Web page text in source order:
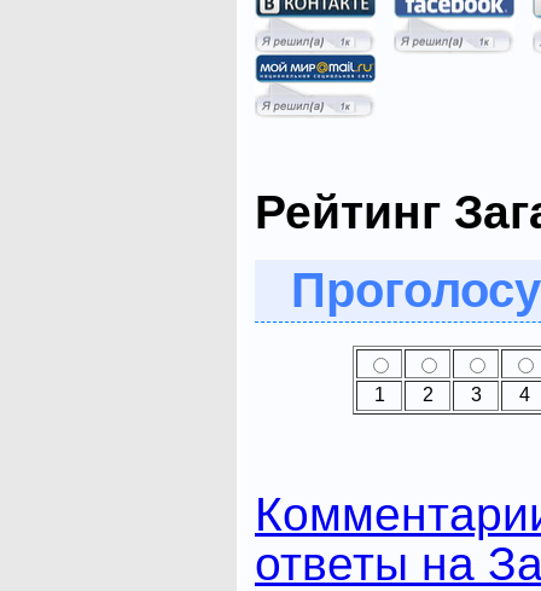
Рейтинг
1 2 3 4
ответы на